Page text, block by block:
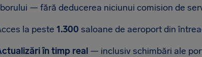
— fără deducerea niciunui comision de
la peste 1.300 saloane de aeroport din
în timp real — inclusiv schimbări ale